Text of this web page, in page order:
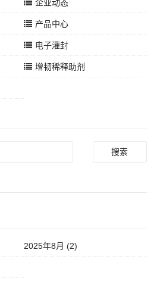
企业动态
产品中心
电子灌封
增韧稀释助剂
2025年8月 (2)